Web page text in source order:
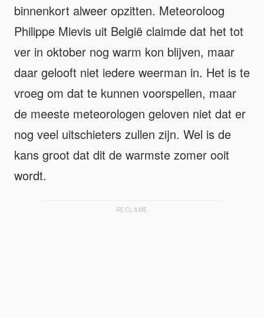
binnenkort alweer opzitten. Meteoroloog
Philippe Mievis uit België claimde dat het tot
ver in oktober nog warm kon blijven, maar
daar gelooft niet iedere weerman in. Het is te
vroeg om dat te kunnen voorspellen, maar
de meeste meteorologen geloven niet dat er
nog veel uitschieters zullen zijn. Wel is de
kans groot dat dit de warmste zomer ooit
wordt.
RECLAME